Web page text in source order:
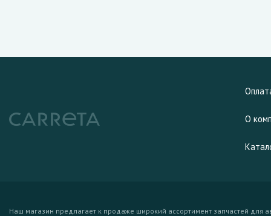
О
Наш магазин предлагает к продаже широкий ассортимент запчастей для